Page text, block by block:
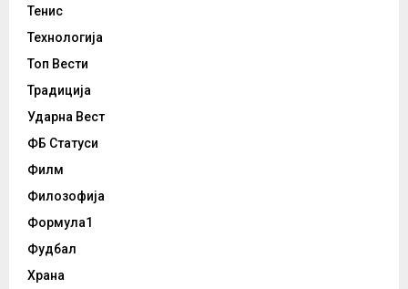
Тенис
Технологија
Топ Вести
Традиција
Ударна Вест
ФБ Статуси
Филм
Филозофија
Формула1
Фудбал
Храна